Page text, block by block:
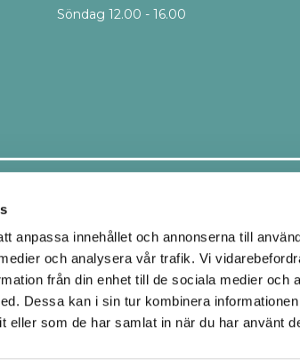
anpassa innehållet och annonserna till
och analysera vår trafik. Vi
från din enhet till de sociala medier och
Dessa kan i sin tur kombinera
eller som de har samlat in när du har använt
Söndag 12.00 - 16.00
i butik